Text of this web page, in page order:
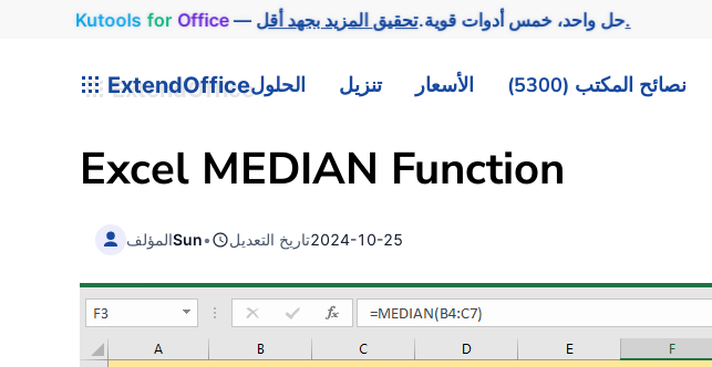
Kutools for Office — حل واحد، خمس أدوات قوية.تحقيق المزيد بجهد أقل.
ExtendOfficeالحلول تنزيل الأسعار نصائح المكتب (5300)
Excel MEDIAN Function
المؤلفSun• تاريخ التعديل2024-10-25